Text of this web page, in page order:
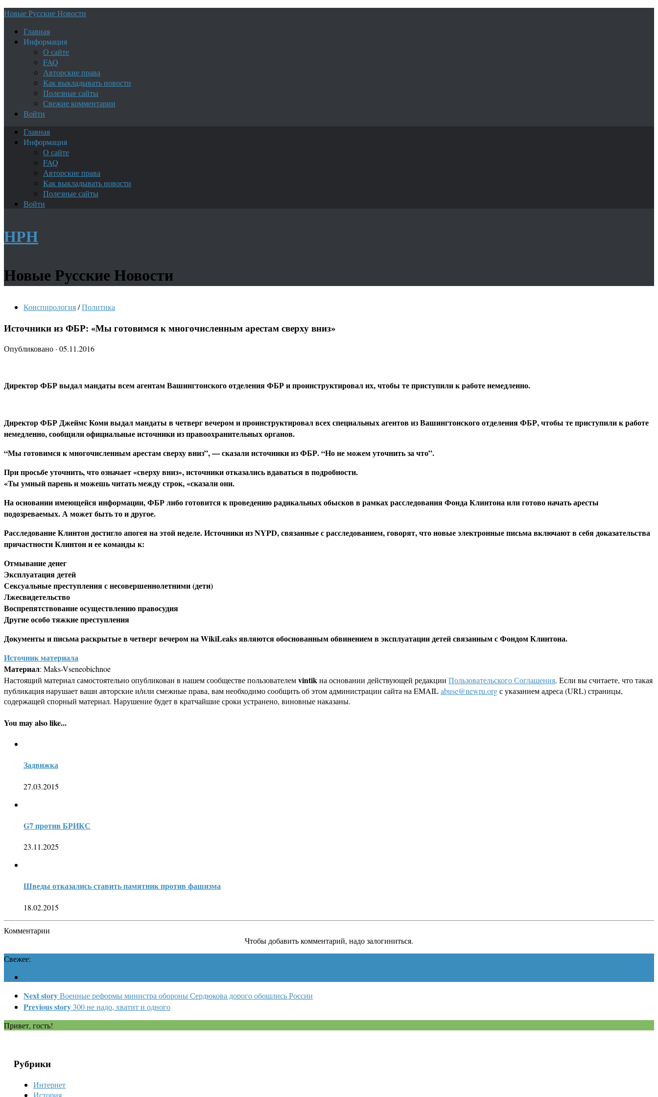
Новые Русские Новости
Главная
Информация
О сайте
FAQ
Авторские права
Как выкладывать новости
Полезные сайты
Свежие комментарии
Войти
Главная
Информация
О сайте
FAQ
Авторские права
Как выкладывать новости
Полезные сайты
Войти
НРН
Новые Русские Новости
Конспирология/Политика
Источники из ФБР: «Мы готовимся к многочисленным арестам сверху вниз»
Опубликовано · 05.11.2016
Директор ФБР выдал мандаты всем агентам Вашингтонского отделения ФБР и проинструктировал их, чтобы те приступили к работе немедленно.
Директор ФБР Джеймс Коми выдал мандаты в четверг вечером и проинструктировал всех специальных агентов из Вашингтонского отделения ФБР, чтобы те приступили к работе
немедленно, сообщили официальные источники из правоохранительных органов.
“Мы готовимся к многочисленным арестам сверху вниз”, — сказали источники из ФБР. “Но не можем уточнить за что”.
При просьбе уточнить, что означает «сверху вниз», источники отказались вдаваться в подробности.
«Ты умный парень и можешь читать между строк, «сказали они.
На основании имеющейся информации, ФБР либо готовится к проведению радикальных обысков в рамках расследования Фонда Клинтона или готово начать аресты
подозреваемых. А может быть то и другое.
Расследование Клинтон достигло апогея на этой неделе. Источники из NYPD, связанные с расследованием, говорят, что новые электронные письма включают в себя доказательства
причастности Клинтон и ее команды к:
Отмывание денег
Эксплуатация детей
Сексуальные преступления с несовершеннолетними (дети)
Лжесвидетельство
Воспрепятствование осуществлению правосудия
Другие особо тяжкие преступления
Документы и письма раскрытые в четверг вечером на WikiLeaks являются обоснованным обвинением в эксплуатации детей связанным с Фондом Клинтона.
Источник материала
Материал: Maks-Vseneobichnoe
Настоящий материал самостоятельно опубликован в нашем сообществе пользователемvintikна основании действующей редакции Пользовательского Соглашения. Если вы считаете, что такая
публикация нарушает ваши авторские и/или смежные права, вам необходимо сообщить об этом администрации сайта на EMAILabuse@newru.orgс указанием адреса (URL) страницы,
содержащей спорный материал. Нарушение будет в кратчайшие сроки устранено, виновные наказаны.
You may also like...
Задвижка
27.03.2015
G7 против БРИКС
23.11.2025
Шведы отказались ставить памятник против фашизма
18.02.2015
Комментарии
Чтобы добавить комментарий, надо залогиниться.
Свежее:
Next storyВоенные реформы министра обороны Сердюкова дорого обошлись России
Previous story 300 не надо, хватит и одного
Привет, гость!
Рубрики
Интернет
История